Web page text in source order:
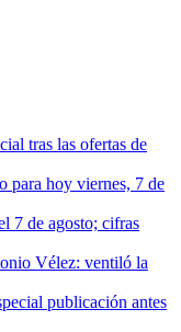
tras las ofertas de
para hoy viernes, 7 de
7 de agosto; cifras
Vélez: ventiló la
publicación antes